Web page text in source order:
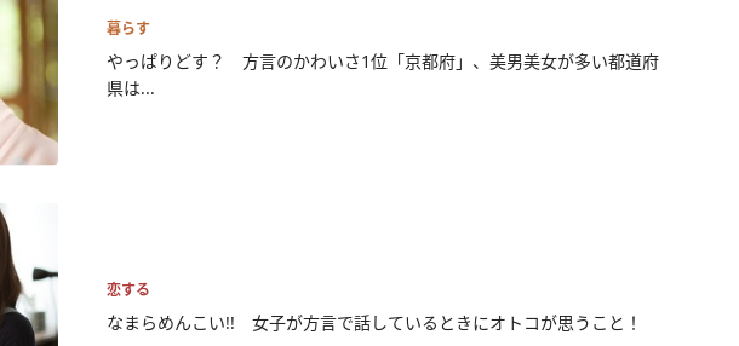
暮らす
やっぱりどす？ 方言のかわいさ1位「京都府」、美男美女が多い都道府
県は...
恋する
なまらめんこい!! 女子が方言で話しているときにオトコが思うこと！